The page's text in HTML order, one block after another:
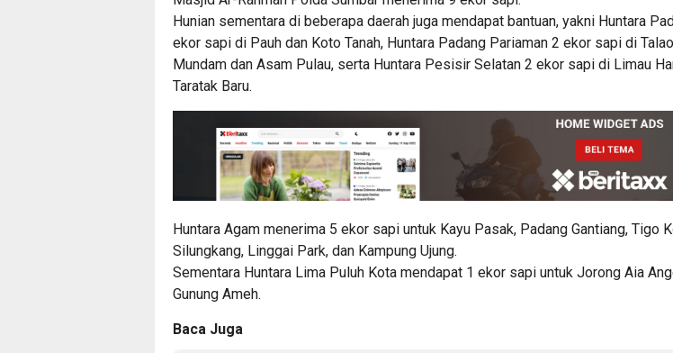
Hunian sementara di beberapa daerah juga mendapat bantuan, yakni Huntara
ekor sapi di Pauh dan Koto Tanah, Huntara Padang Pariaman 2 ekor sapi di Talao
Mundam dan Asam Pulau, serta Huntara Pesisir Selatan 2 ekor sapi di Limau
Taratak Baru.
Huntara Agam menerima 5 ekor sapi untuk Kayu Pasak, Padang Gantiang, Tigo
Silungkang, Linggai Park, dan Kampung Ujung.
Sementara Huntara Lima Puluh Kota mendapat 1 ekor sapi untuk Jorong Aia
Gunung Ameh.
Baca Juga